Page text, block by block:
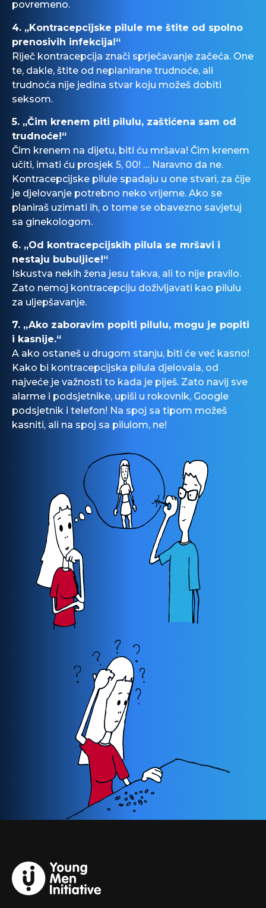
povremeno.
4. „Kontracepcijske pilule me štite od spolno
prenosivih infekcija!“
Riječ kontracepcija znači sprječavanje začeća. One
te, dakle, štite od neplanirane trudnoće, ali
trudnoća nije jedina stvar koju možeš dobiti
seksom.
5. „Čim krenem piti pilulu, zaštićena sam od
trudnoće!“
Čim krenem na dijetu, biti ću mršava! Čim krenem
učiti, imati ću prosjek 5, 00! … Naravno da ne.
Kontracepcijske pilule spadaju u one stvari, za čije
je djelovanje potrebno neko vrijeme. Ako se
planiraš uzimati ih, o tome se obavezno savjetuj
sa ginekologom.
6. „Od kontracepcijskih pilula se mršavi i
nestaju bubuljice!“
Iskustva nekih žena jesu takva, ali to nije pravilo.
Zato nemoj kontracepciju doživljavati kao pilulu
za uljepšavanje.
7. „Ako zaboravim popiti pilulu, mogu je popiti
i kasnije.“
A ako ostaneš u drugom stanju, biti će već kasno!
Kako bi kontracepcijska pilula djelovala, od
najveće je važnosti to kada je piješ. Zato navij sve
alarme i podsjetnike, upiši u rokovnik, Google
podsjetnik i telefon! Na spoj sa tipom možeš
kasniti, ali na spoj sa pilulom, ne!